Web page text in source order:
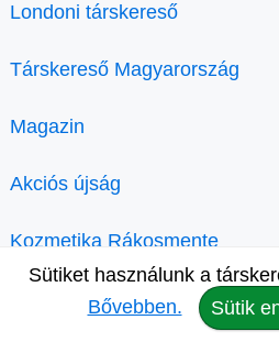
Londoni társkereső
Társkereső Magyarország
Magazin
Akciós újság
Kozmetika Rákosmente
Sütiket használunk a
Bővebben.
Sütik